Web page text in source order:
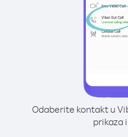
Odaberite kontakt u
prikaza